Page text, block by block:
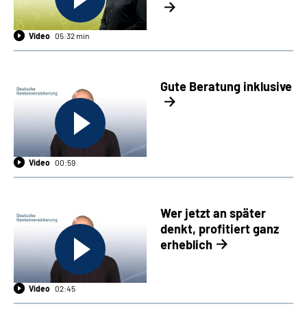
Video 05:32 min
Gute Beratung inklusive
Video 00:59
Wer jetzt an später
denkt, profitiert ganz
erheblich
Video 02:45